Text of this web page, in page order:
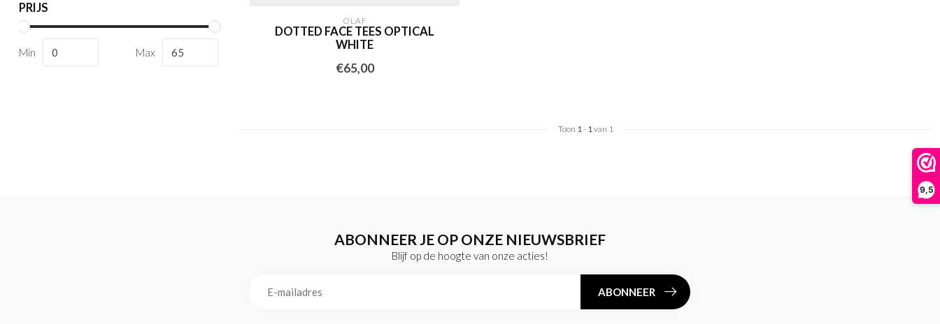
9,5
PRIJS
Min Max
OLAF
DOTTED FACE TEES OPTICAL
WHITE
€65,00
Toon 1- 1van 1
ABONNEER JE OP ONZE NIEUWSBRIEF
Blijf op de hoogte van onze acties!
ABONNEER